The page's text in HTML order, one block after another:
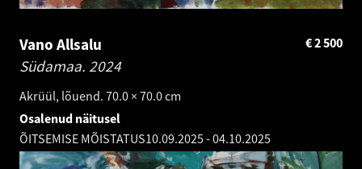
Vano Allsalu
Südamaa. 2024
Akrüül, lõuend. 70.0 × 70.0 cm
2 500
€
Osalenud näitusel
ÕITSEMISE MÕISTATUS10.09.2025-04.10.2025